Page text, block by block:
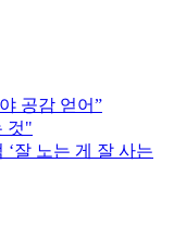
공감 얻어”
것"
잘 노는 게 잘 사는